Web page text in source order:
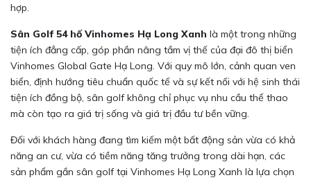
hợp.
Sân Golf 54 hố Vinhomes Hạ Long Xanh là một trong những
tiện ích đẳng cấp, góp phần nâng tầm vị thế của đại đô thị biển
Vinhomes Global Gate Hạ Long. Với quy mô lớn, cảnh quan ven
biển, định hướng tiêu chuẩn quốc tế và sự kết nối với hệ sinh thái
tiện ích đồng bộ, sân golf không chỉ phục vụ nhu cầu thể thao
mà còn tạo ra giá trị sống và giá trị đầu tư bền vững.
Đối với khách hàng đang tìm kiếm một bất động sản vừa có khả
năng an cư, vừa có tiềm năng tăng trưởng trong dài hạn, các
sản phẩm gần sân golf tại Vinhomes Hạ Long Xanh là lựa chọn